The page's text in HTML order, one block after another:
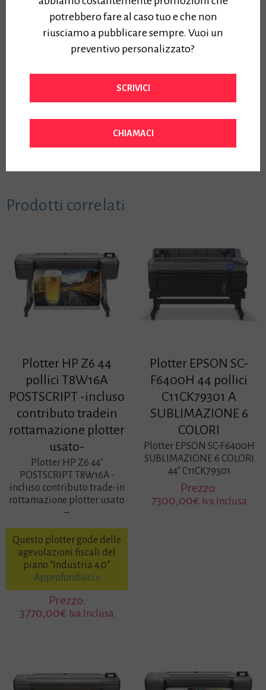
6413C003 7 COLORI
+PIEDISTALLO -contattaci
per offerta riservata-
agevolazioni fiscali del
Approfondisci »
Iva Inclusa
Prodotti correlati
Plotter HP Z6 44
pollici T8W16A
POSTSCRIPT -incluso
contributo tradein
rottamazione plotter
usato-
Plotter HP Z6 44″
POSTSCRIPT T8W16A -
incluso contributo trade-in
rottamazione plotter usato
–
Questo plotter gode delle
agevolazioni fiscali del
piano “Industria 4.0”
Approfondisci »
Prezzo:
3770,00€ Iva Inclusa
Plotter EPSON SC-
F6400H 44 pollici
C11CK79301 A
SUBLIMAZIONE 6
COLORI
Plotter EPSON SC-F6400H
SUBLIMAZIONE 6 COLORI
44″ C11CK79301
Prezzo:
7300,00€ Iva Inclusa
potrebbero fare al caso tuo e che non
riusciamo a pubblicare sempre. Vuoi un
preventivo personalizzato?
SCRIVICI
CHIAMACI